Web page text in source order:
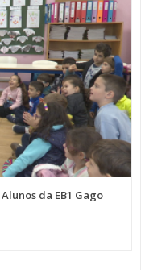
da EB1 Gago